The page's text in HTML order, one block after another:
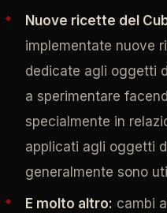
Nuove ricette del
implementate nuove
dedicate agli oggetti
a sperimentare
specialmente in
applicati agli oggetti
generalmente sono
E molto altro: cambi